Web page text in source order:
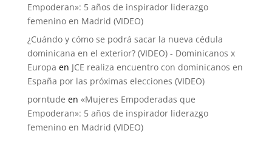
Empoderan»: 5 años de inspirador liderazgo
femenino en Madrid (VIDEO)
¿Cuándo y cómo se podrá sacar la nueva cédula
dominicana en el exterior? (VIDEO) - Dominicanos x
Europa en JCE realiza encuentro con dominicanos en
España por las próximas elecciones (VIDEO)
porntude en «Mujeres Empoderadas que
Empoderan»: 5 años de inspirador liderazgo
femenino en Madrid (VIDEO)